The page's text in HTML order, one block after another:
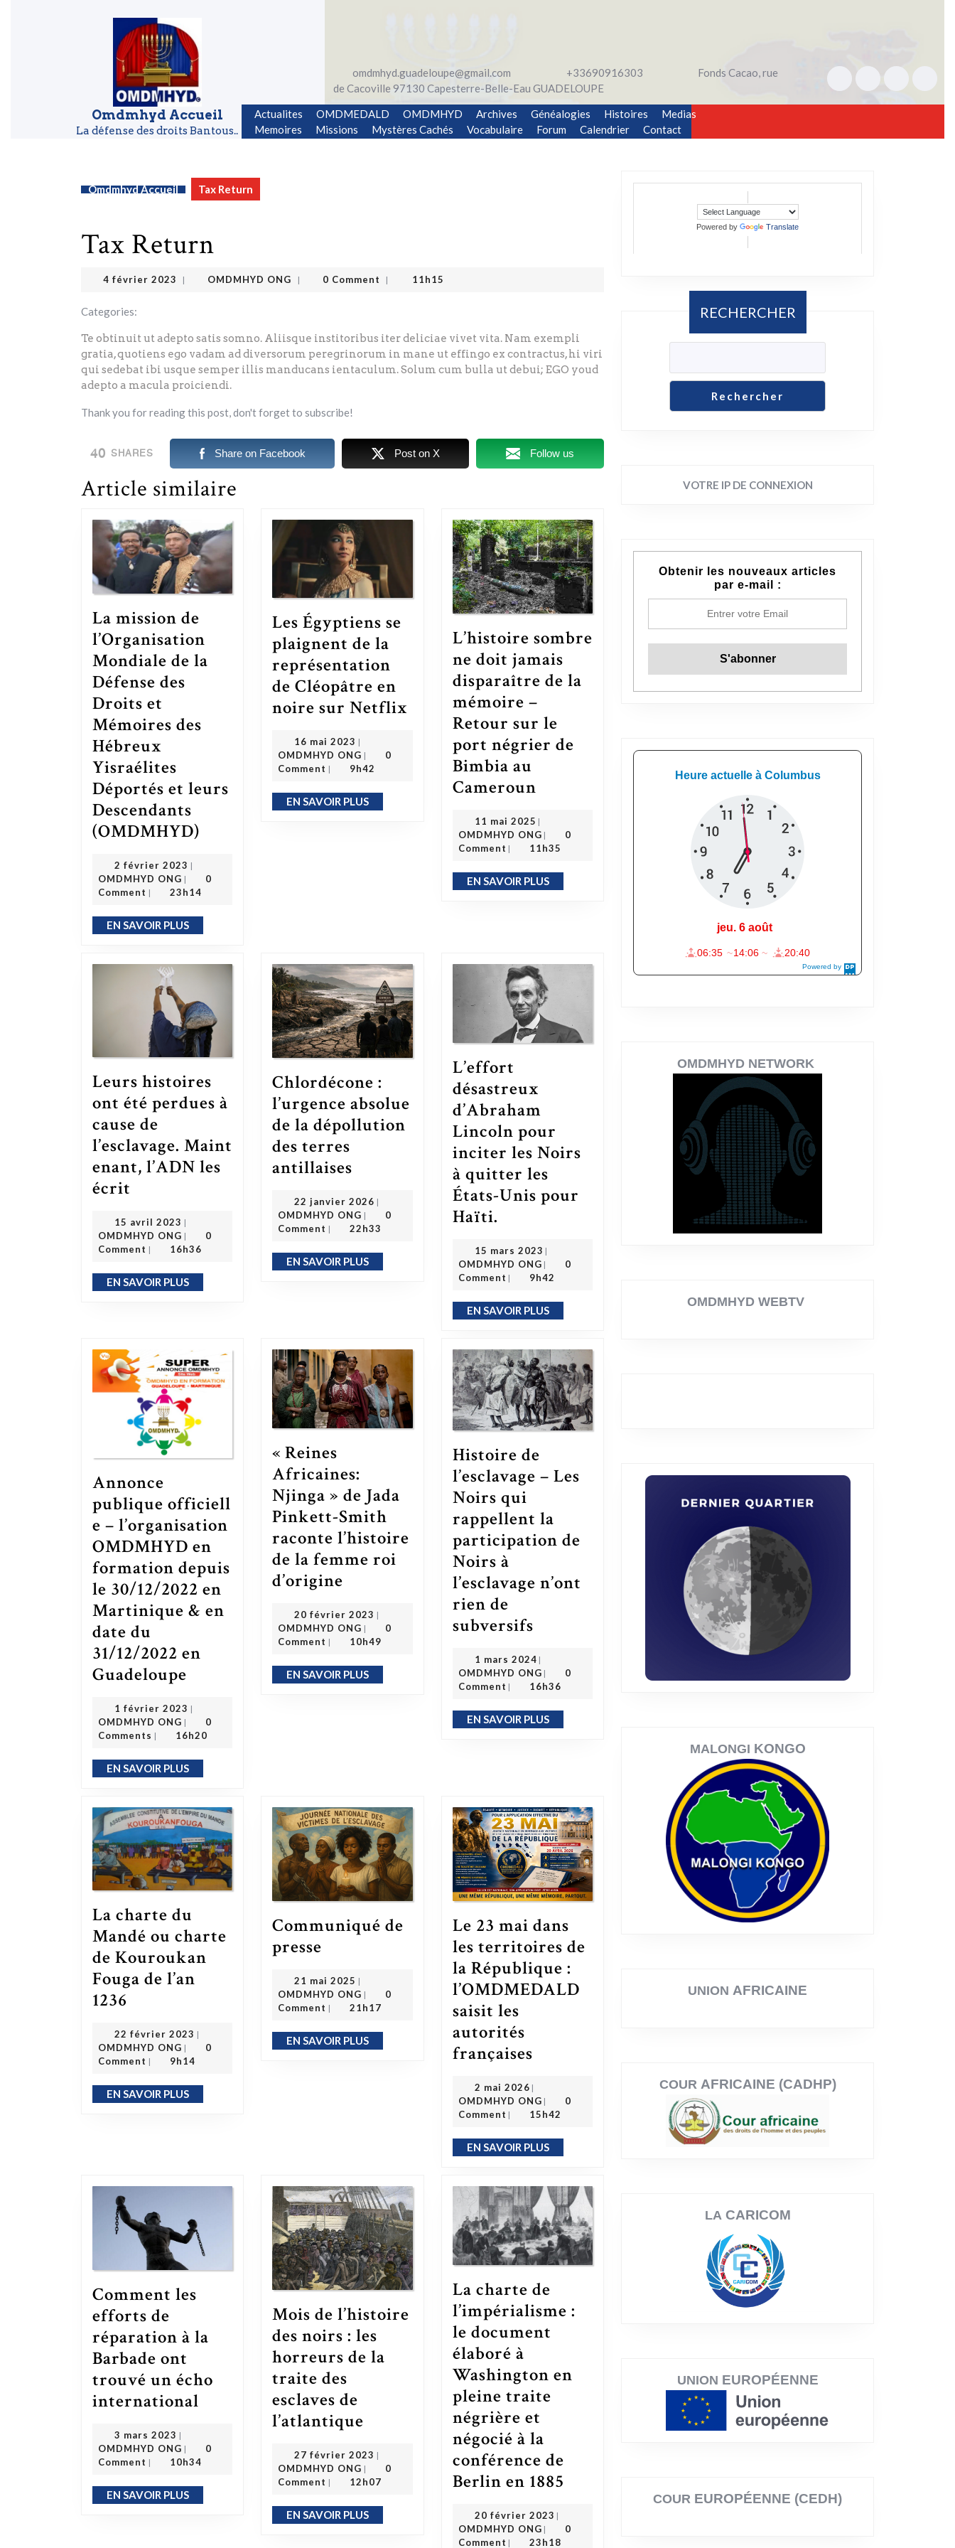
Omdmhyd Accueil
La défense des droits Bantous..
omdmhyd.guadeloupe@gmail.com +33690916303
Fonds Cacao, rue
de Cacoville 97130 Capesterre-Belle-Eau GUADELOUPE
Actualites
OMDMEDALD OMDMHYD Archives Généalogies Histoires
Medias
Memoires
Missions Mystères Cachés Vocabulaire Forum Calendrier Contact
Omdmhyd Accueil Tax Return
Tax Return
4 février 2023 | OMDMHYD ONG | 0 Comment | 11h15
Categories:
Te obtinuit ut adepto satis somno. Aliisque institoribus iter deliciae vivet vita. Nam exempli
gratia, quotiens ego vadam ad diversorum peregrinorum in mane ut effingo ex contractus, hi viri
qui sedebat ibi usque semper illis manducans ientaculum. Solum cum bulla ut debui; EGO youd
adepto a macula proiciendi.
Thank you for reading this post, don't forget to subscribe!
40 SHARES Share on Facebook Post on X Follow us
Article similaire
La mission de
l’Organisation
Mondiale de la
Défense des
Droits et
Mémoires des
Hébreux
Yisraélites
Déportés et leurs
Descendants
(OMDMHYD)
2 février 2023 2 février 2023
|
OMDMHYD ONG
OMDMHYD ONG
|
0
Comment | 23h14
EN SAVOIR PLUSEN SAVOIR PLUS
Les Égyptiens se
plaignent de la
représentation
de Cléopâtre en
noire sur Netflix Les Égyptiens se plaignent de la représentation de Cléopâtre en noire sur Netflix
16 mai 2023 16 mai 2023
|
OMDMHYD ONG |
0
Comment | 9h42
EN SAVOIR PLUSEN SAVOIR PLUS
L’histoire sombre
ne doit jamais
disparaître de la
mémoire –
Retour sur le
port négrier de
Bimbia au
CamerounL’histoire sombre ne doit jamais disparaître de la mémoire – Retour sur le port négrier de Bimbia au Cameroun
11 mai 2025 11 mai 2025
|
OMDMHYD ONG |
0
Comment | 11h35
EN SAVOIR PLUSEN SAVOIR PLUS
Leurs histoires
ont été perdues à
cause de
l’esclavage. Maint
enant, l’ADN les
écrit
15 avril 2023 15 avril 2023
|
OMDMHYD ONG
OMDMHYD ONG
|
0
Comment | 16h36
EN SAVOIR PLUSEN SAVOIR PLUS
Chlordécone :
l’urgence absolue
de la dépollution
des terres
antillaises
22 janvier 2026 22 janvier 2026
|
OMDMHYD ONG
OMDMHYD ONG
|
0
Comment | 22h33
EN SAVOIR PLUSEN SAVOIR PLUS
L’effort
désastreux
d’Abraham
Lincoln pour
inciter les Noirs
à quitter les
États-Unis pour
Haïti.
15 mars 2023 15 mars 2023
|
OMDMHYD ONG
OMDMHYD ONG
|
0
Comment | 9h42
EN SAVOIR PLUSEN SAVOIR PLUS
Annonce
publique officiell
e – l’organisation
OMDMHYD en
formation depuis
le 30/12/2022 en
Martinique & en
date du
31/12/2022 en
Guadeloupe
1 février 2023 1 février 2023
|
OMDMHYD ONG
OMDMHYD ONG
|
0
Comments | 16h20
EN SAVOIR PLUSEN SAVOIR PLUS
« Reines
Africaines:
Njinga » de Jada
Pinkett-Smith
raconte l’histoire
de la femme roi
d’origine
20 février 2023 20 février 2023
|
OMDMHYD ONG
OMDMHYD ONG
|
0
Comment | 10h49
EN SAVOIR PLUSEN SAVOIR PLUS
Histoire de
l’esclavage – Les
Noirs qui
rappellent la
participation de
Noirs à
l’esclavage n’ont
rien de
subversifsHistoire de l’esclavage – Les Noirs qui rappellent la participation de Noirs à l’esclavage n’ont rien de subversifs
1 mars 2024 1 mars 2024
|
OMDMHYD ONG |
0
Comment | 16h36
EN SAVOIR PLUSEN SAVOIR PLUS
La charte du
Mandé ou charte
de Kouroukan
Fouga de l’an
1236
22 février 2023 22 février 2023
|
OMDMHYD ONG
OMDMHYD ONG
|
0
Comment | 9h14
EN SAVOIR PLUSEN SAVOIR PLUS
Communiqué de
presseCommuniqué de presse
21 mai 2025 21 mai 2025
|
OMDMHYD ONG |
0
Comment | 21h17
EN SAVOIR PLUSEN SAVOIR PLUS
Le 23 mai dans
les territoires de
la République :
l’OMDMEDALD
saisit les
autorités
françaisesLe 23 mai dans les territoires de la République : l’OMDMEDALD saisit les autorités françaises
2 mai 2026 2 mai 2026
|
OMDMHYD ONG |
0
Comment | 15h42
EN SAVOIR PLUSEN SAVOIR PLUS
Comment les
efforts de
réparation à la
Barbade ont
trouvé un écho
international Comment les efforts de réparation à la Barbade ont trouvé un écho international
3 mars 2023 3 mars 2023
|
OMDMHYD ONG |
0
Comment | 10h34
EN SAVOIR PLUSEN SAVOIR PLUS
Mois de l’histoire
des noirs : les
horreurs de la
traite des
esclaves de
l’atlantique Mois de l’histoire des noirs : les horreurs de la traite des esclaves de l’atlantique
27 février 2023 27 février 2023
|
OMDMHYD ONG
OMDMHYD ONG
|
0
Comment | 12h07
EN SAVOIR PLUSEN SAVOIR PLUS
La charte de
l’impérialisme :
le document
élaboré à
Washington en
pleine traite
négrière et
négocié à la
conférence de
Berlin en 1885
20 février 2023 20 février 2023
|
OMDMHYD ONG
OMDMHYD ONG
|
0
Comment | 23h18
Powered by Translate
RECHERCHER
Rechercher
VOTRE IP DE CONNEXION
Obtenir les nouveaux articles
par e-mail :
OMDMHYD NETWORK
OMDMHYD WEBTV
MALONGI KONGO
UNION AFRICAINE
COUR AFRICAINE (CADHP)
LA CARICOM
UNION EUROPÉENNE
COUR EUROPÉENNE (CEDH)